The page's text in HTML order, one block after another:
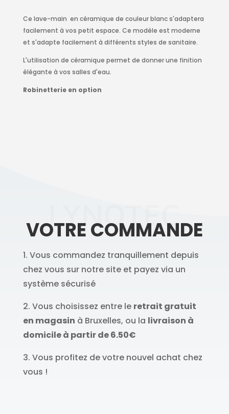
Ce lave-main en céramique de couleur blanc s'adaptera
facilement à vos petit espace. Ce modèle est moderne
et s'adapte facilement à différents styles de sanitaire.
L'utilisation de céramique permet de donner une finition
élégante à vos salles d'eau.
Robinetterie en option
LYNOTEC
VOTRE COMMANDE
1. Vous commandez tranquillement depuis
chez vous sur notre site et payez via un
système sécurisé
2. Vous choisissez entre le retrait gratuit
en magasin à Bruxelles, ou la livraison à
domicile à partir de 6.50€
3. Vous profitez de votre nouvel achat chez
vous !